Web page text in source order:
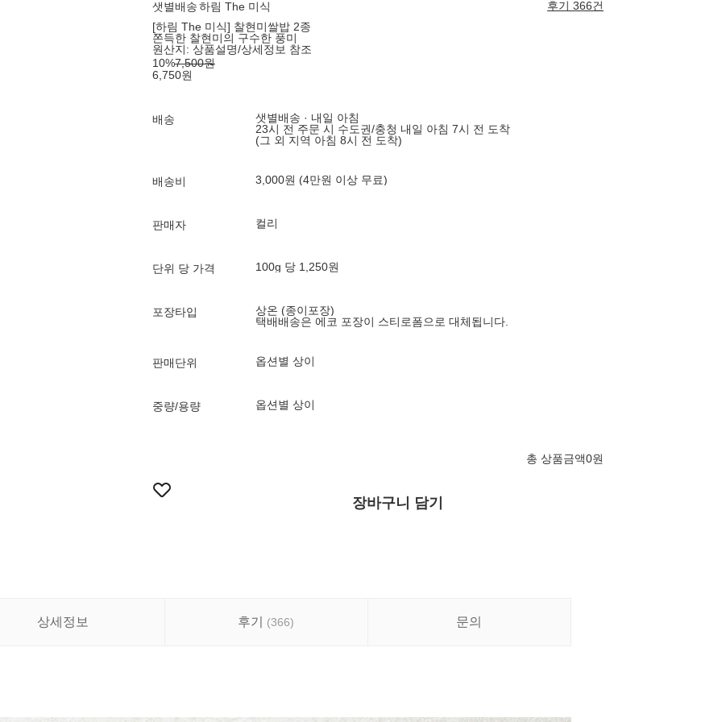
샛별배송하림 The 미식
후기 366건
[하림 The 미식] 찰현미쌀밥 2종
쫀득한 찰현미의 구수한 풍미
원산지: 상품설명/상세정보 참조
10%7,500원
6,750원
배송
샛별배송 · 내일 아침
23시 전 주문 시 수도권/충청 내일 아침 7시 전 도착
(그 외 지역 아침 8시 전 도착)
배송비 3,000원 (4만원 이상 무료)
판매자 컬리
단위 당 가격 100g 당 1,250원
포장타입
상온 (종이포장)
택배배송은 에코 포장이 스티로폼으로 대체됩니다.
판매단위 옵션별 상이
중량/용량 옵션별 상이
총 상품금액0원
장바구니 담기
상세정보 후기 (366) 문의